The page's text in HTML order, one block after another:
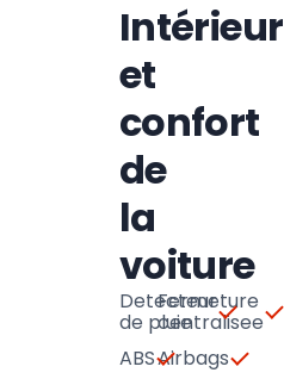
Intérieur
et
confort
de
la
voiture
Detecteur
de pluie
Fermeture
centralisee
ABSAirbags